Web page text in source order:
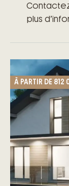
plus
Rendez-
À PARTIR DE 812